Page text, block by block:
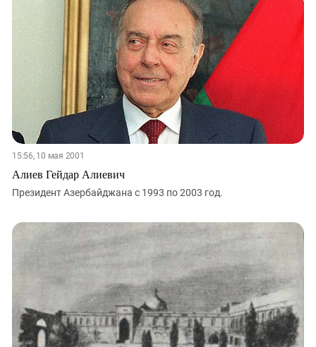
15:56, 10 мая 2001
Алиев Гейдар Алиевич
Президент Азербайджана с 1993 по 2003 год.